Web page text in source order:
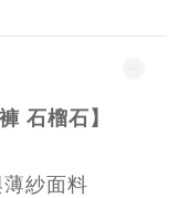
石榴石】
紗面料